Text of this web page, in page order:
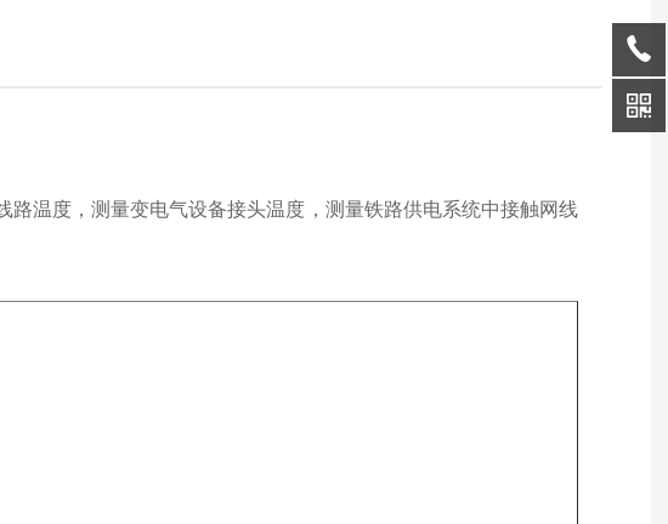
路温度，测量变电气设备接头温度，测量铁路供电系统中接触网线